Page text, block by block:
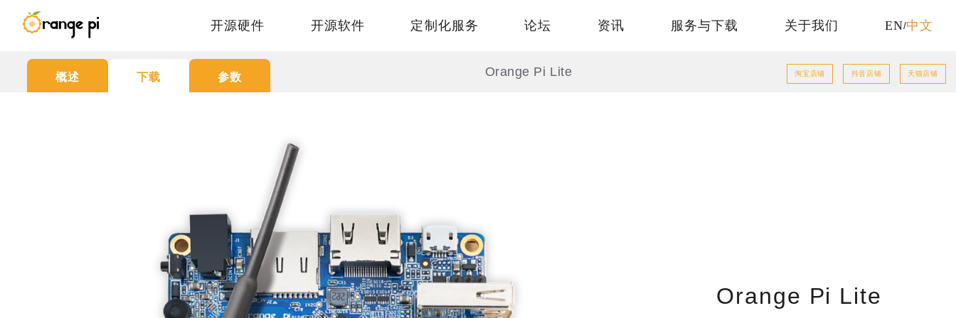
开源硬件 开源软件 定制化服务 论坛 资讯 服务与下载 关于我们 EN/中文
概述 下载 参数 Orange Pi Lite 淘宝店铺 抖音店铺 天猫店铺
Orange Pi Lite